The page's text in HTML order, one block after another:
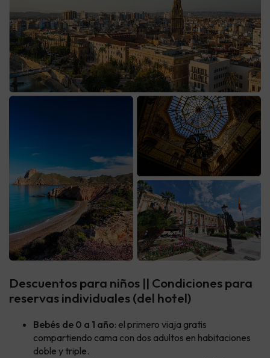
Descuentos para niños || Condiciones para
reservas individuales (del hotel)
Bebés de 0 a 1 año: el primero viaja gratis
compartiendo cama con dos adultos en habitaciones
doble y triple.